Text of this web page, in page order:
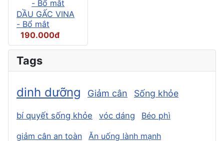
DẦU GẤC VINA
- Bổ mắt
190.000đ
Tags
dinh dưỡng Giảm cân Sống khỏe
bí quyết sống khỏe vóc dáng Béo phì
giảm cân an toàn
Ăn uống lành mạnh